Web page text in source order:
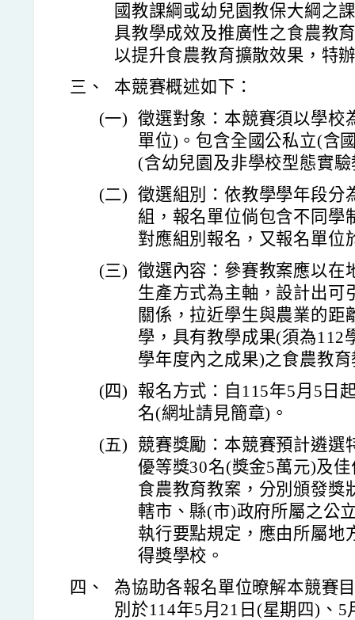
國教課綱或幼兒園教保大綱之
具教學成效及推廣性之食農教
以提升食農教育擴散效果，特
三、
本競賽概述如下：
(一) 徵選對象：本競賽須以學校
單位)。包含全國公私立(含
(含幼兒園及非學校型態實
(二) 徵選組別：依教學學年段分
組，報名單位倘包含不同學
對應組別報名，又報名單位
(三) 徵選內容：參賽教案應以在
生產方式為主軸，設計出可
關係，拉近學生與農業的距
學，具有教學成果(須為112
學年度內之成果)之食農教
(四)
報名方式：自115年5月5日
名(網址請見簡章)。
(五)
競賽獎勵：本競賽預計遴選
優等獎30名(獎金5萬元)及
食農教育教案，分別頒發獎
轄市、縣(市)政府所屬之公
執行要點規定，應由所屬地
得獎學校。
四、
為協助各報名單位暸解本競賽
別於114年5月21日(星期四)、